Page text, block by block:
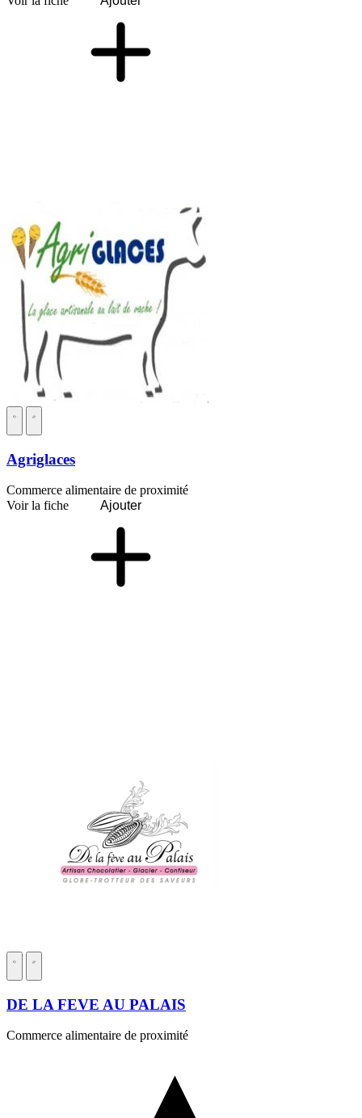
Agriglaces
Commerce alimentaire de proximité
Voir la fiche
Ajouter
DE LA FEVE AU PALAIS
Commerce alimentaire de proximité